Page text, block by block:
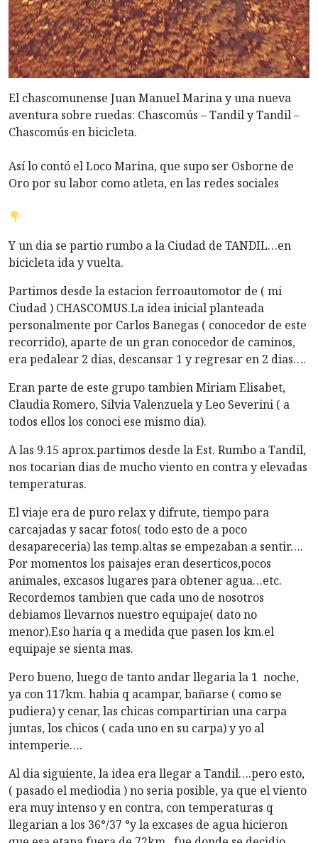
El chascomunense Juan Manuel Marina y una nueva
aventura sobre ruedas: Chascomús – Tandil y Tandil –
Chascomús en bicicleta.
Así lo contó el Loco Marina, que supo ser Osborne de
Oro por su labor como atleta, en las redes sociales
Y un dia se partio rumbo a la Ciudad de TANDIL…en
bicicleta ida y vuelta.
Partimos desde la estacion ferroautomotor de ( mi
Ciudad ) CHASCOMUS.La idea inicial planteada
personalmente por Carlos Banegas ( conocedor de este
recorrido), aparte de un gran conocedor de caminos,
era pedalear 2 dias, descansar 1 y regresar en 2 dias….
Eran parte de este grupo tambien Miriam Elisabet,
Claudia Romero, Silvia Valenzuela y Leo Severini ( a
todos ellos los conoci ese mismo dia).
A las 9.15 aprox.partimos desde la Est. Rumbo a Tandil,
nos tocarian dias de mucho viento en contra y elevadas
temperaturas.
El viaje era de puro relax y difrute, tiempo para
carcajadas y sacar fotos( todo esto de a poco
desapareceria) las temp.altas se empezaban a sentir….
Por momentos los paisajes eran deserticos,pocos
animales, excasos lugares para obtener agua…etc.
Recordemos tambien que cada uno de nosotros
debiamos llevarnos nuestro equipaje( dato no
menor).Eso haria q a medida que pasen los km.el
equipaje se sienta mas.
Pero bueno, luego de tanto andar llegaria la 1 noche,
ya con 117km. habia q acampar, bañarse ( como se
pudiera) y cenar, las chicas compartirian una carpa
juntas, los chicos ( cada uno en su carpa) y yo al
intemperie….
Al dia siguiente, la idea era llegar a Tandil….pero esto,
( pasado el mediodia ) no seria posible, ya que el viento
era muy intenso y en contra, con temperaturas q
llegarian a los 36°/37 °y la excases de agua hicieron